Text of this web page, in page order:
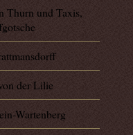
Thurn und Taxis,
der Lilie
Wartenberg